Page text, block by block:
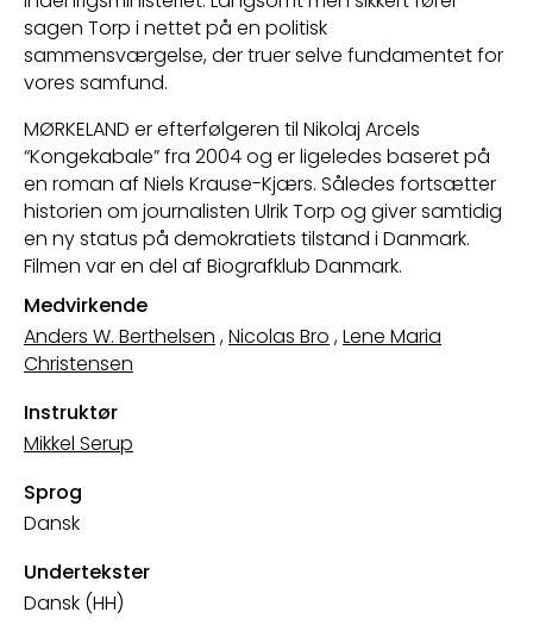
sagen Torp i nettet på en politisk
sammensværgelse, der truer selve fundamentet for
vores samfund.
MØRKELAND er efterfølgeren til Nikolaj Arcels
“Kongekabale” fra 2004 og er ligeledes baseret på
en roman af Niels Krause-Kjærs. Således fortsætter
historien om journalisten Ulrik Torp og giver samtidig
en ny status på demokratiets tilstand i Danmark.
Filmen var en del af Biografklub Danmark.
Medvirkende
Anders W. Berthelsen ,Nicolas Bro ,Lene Maria
Christensen
Instruktør
Mikkel Serup
Sprog
Dansk
Undertekster
Dansk (HH)